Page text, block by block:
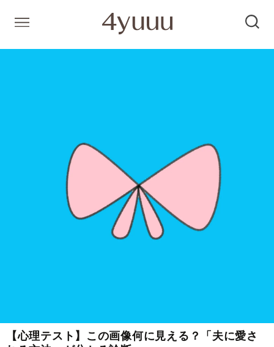
【心理テスト】この画像何に見える？「夫に愛さ